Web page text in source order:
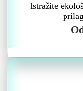
Istražite